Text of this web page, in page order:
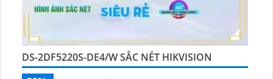
DS-2DF5220S-DE4/W SẮC NÉT HIKVISION